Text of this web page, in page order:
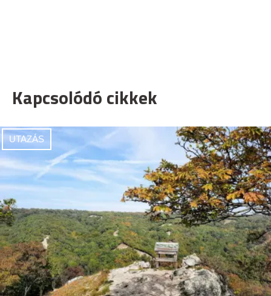
Kapcsolódó cikkek
UTAZÁS